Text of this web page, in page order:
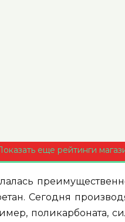
еще рейтинги
Сегодня
поликарбоната,